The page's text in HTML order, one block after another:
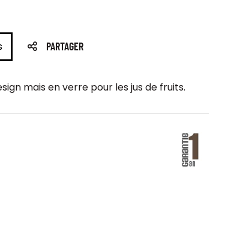
PARTAGER
mais en verre pour les jus de fruits.